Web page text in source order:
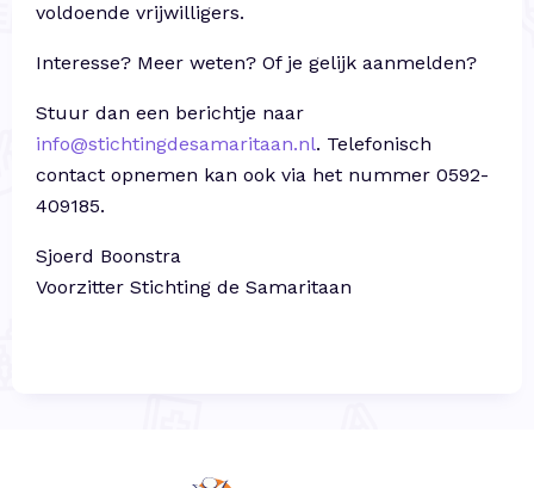
voldoende vrijwilligers.
Interesse? Meer weten? Of je gelijk aanmelden?
Stuur dan een berichtje naar
info@stichtingdesamaritaan.nl. Telefonisch
contact opnemen kan ook via het nummer 0592-
409185.
Sjoerd Boonstra
Voorzitter Stichting de Samaritaan